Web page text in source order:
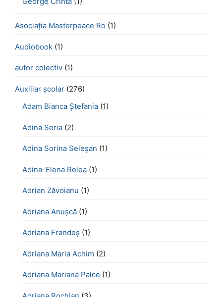
Asociația Masterpeace Ro (1)
Audiobook (1)
autor colectiv (1)
Auxiliar școlar (276)
Adam Bianca Ștefania (1)
Adina Seria (2)
Adina Sorina Seleșan (1)
Adina-Elena Relea (1)
Adrian Zăvoianu (1)
Adriana Anușcă (1)
Adriana Frandeș (1)
Adriana Maria Achim (2)
Adriana Mariana Palce (1)